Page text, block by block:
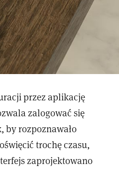
przez aplikację
zalogować się
by rozpoznawało
trochę czasu,
zaprojektowano